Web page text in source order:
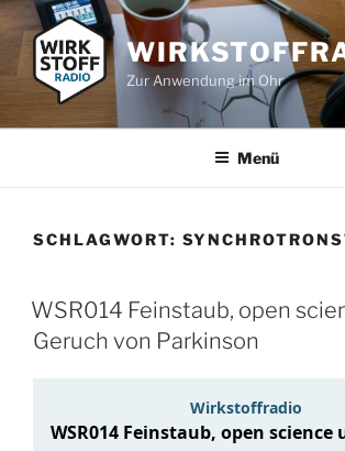
Zum
Inhalt
springen
Zur Anwendung im Ohr
Menü
SCHLAGWORT:
WSR014 Feinstaub, open
Geruch von Parkinson